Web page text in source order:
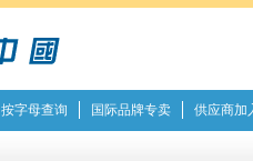
按字母查询 国际品牌专卖 供应商加